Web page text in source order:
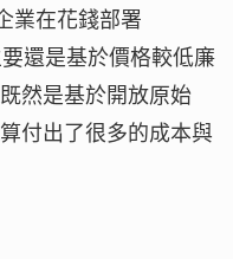
業在花錢部署
還是基於價格較低廉
然是基於開放原始
付出了很多的成本與